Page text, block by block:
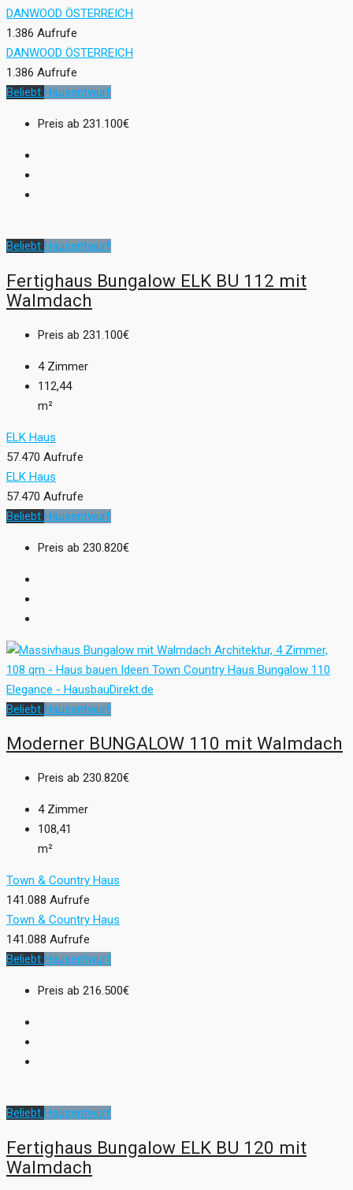
DANWOOD ÖSTERREICH
1.386 Aufrufe
DANWOOD ÖSTERREICH
1.386 Aufrufe
Beliebt Hausentwurf
Preis ab 231.100€
Beliebt Hausentwurf
Fertighaus Bungalow ELK BU 112 mit
Walmdach
Preis ab 231.100€
4 Zimmer
112,44
m²
ELK Haus
57.470 Aufrufe
ELK Haus
57.470 Aufrufe
Beliebt Hausentwurf
Preis ab 230.820€
Beliebt Hausentwurf
Moderner BUNGALOW 110 mit Walmdach
Preis ab 230.820€
4 Zimmer
108,41
m²
Town & Country Haus
141.088 Aufrufe
Town & Country Haus
141.088 Aufrufe
Beliebt Hausentwurf
Preis ab 216.500€
Beliebt Hausentwurf
Fertighaus Bungalow ELK BU 120 mit
Walmdach